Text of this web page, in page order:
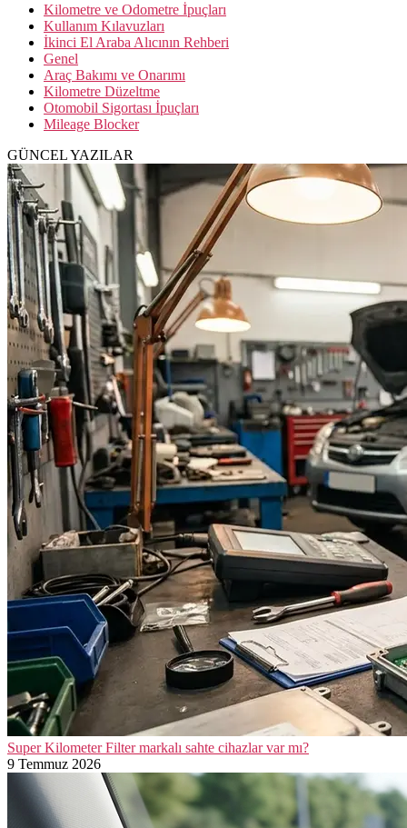
Kilometre ve Odometre İpuçları
Kullanım Kılavuzları
İkinci El Araba Alıcının Rehberi
Genel
Araç Bakımı ve Onarımı
Kilometre Düzeltme
Otomobil Sigortası İpuçları
Mileage Blocker
GÜNCEL YAZILAR
Super Kilometer Filter markalı sahte cihazlar var mı?
9 Temmuz 2026